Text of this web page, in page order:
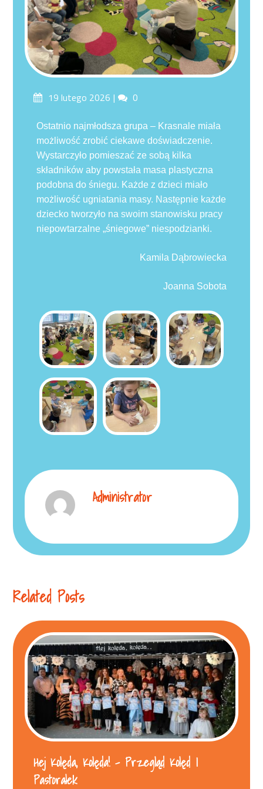
Posted19 lutego 2026 Comments
0
Ostatnio najmłodsza grupa – Krasnale miała
możliwość zrobić ciekawe doświadczenie.
Wystarczyło pomieszać ze sobą kilka
składników aby powstała masa plastyczna
podobna do śniegu. Każde z dzieci miało
możliwość ugniatania masy. Następnie każde
dziecko tworzyło na swoim stanowisku pracy
niepowtarzalne „śniegowe” niespodzianki.
Kamila Dąbrowiecka
Joanna Sobota
Administrator
Related Posts
Hej Kolęda, Kolęda! – Przegląd Kolęd I
Pastorałek